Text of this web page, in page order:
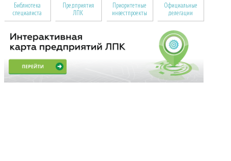
Библиотека
специалиста
Предприятия
ЛПК
Приоритетные
инвестпроекты
Официальные
делегации